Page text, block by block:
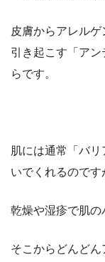
皮膚からアレル
引き起こす「ア
らです。
肌には通常「バ
いでくれるのです
乾燥や湿疹で肌の
そこからどんど